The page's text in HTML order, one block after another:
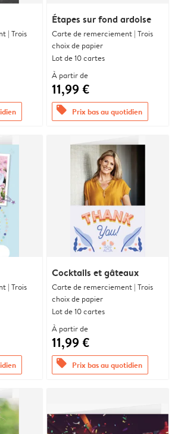
| Trois
Étapes sur fond ardoise
Carte de remerciement | Trois
choix de papier
Lot de 10 cartes
À partir de
11,99 €
offers Prix bas au quotidien
| Trois
Cocktails et gâteaux
Carte de remerciement | Trois
choix de papier
Lot de 10 cartes
À partir de
11,99 €
offers Prix bas au quotidien